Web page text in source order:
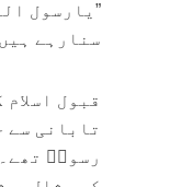
”یارسول
سنارہے
قبول
تابانی
رسولؐ